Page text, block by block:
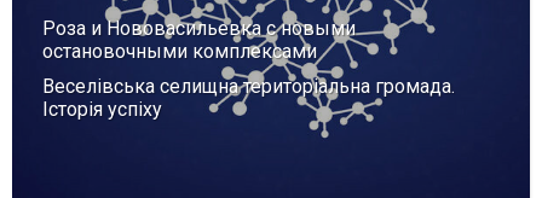
Роза и Нововасильевка с новыми
остановочными комплексами
Веселівська селищна територіальна громада.
Історія успіху